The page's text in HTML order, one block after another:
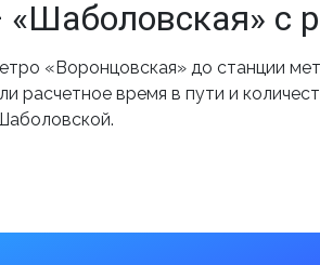
с
«Воронцовская» до станции
время в пути и